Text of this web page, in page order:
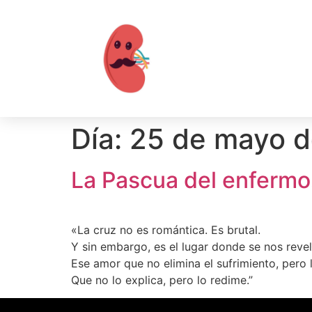
Día: 25 de mayo
La Pascua del
«La cruz no es romántica. Es brutal.
Y sin embargo, es el lugar donde se nos
Ese amor que no elimina el sufrimiento, pero
Que no lo explica, pero lo redime.”